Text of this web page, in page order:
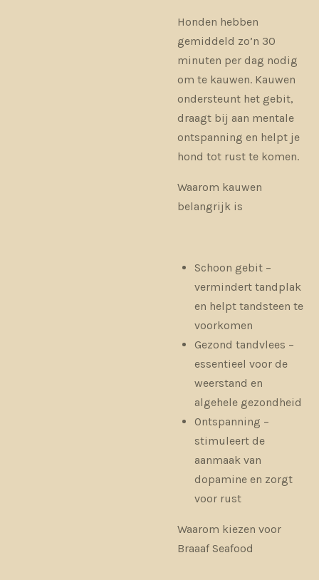
Honden hebben
gemiddeld zo’n 30
minuten per dag nodig
om te kauwen. Kauwen
ondersteunt het gebit,
draagt bij aan mentale
ontspanning en helpt je
hond tot rust te komen.
Waarom kauwen
belangrijk is
Schoon gebit –
vermindert tandplak
en helpt tandsteen te
voorkomen
Gezond tandvlees –
essentieel voor de
weerstand en
algehele gezondheid
Ontspanning –
stimuleert de
aanmaak van
dopamine en zorgt
voor rust
Waarom kiezen voor
Braaaf Seafood